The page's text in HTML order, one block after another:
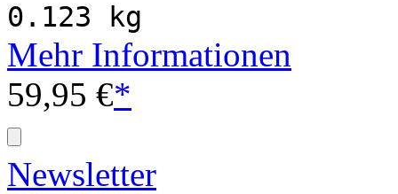
0.123 kg
Mehr Informationen
59,95 €*
Newsletter